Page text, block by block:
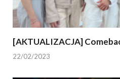
[AKTUALIZACJA]
22/02/2023